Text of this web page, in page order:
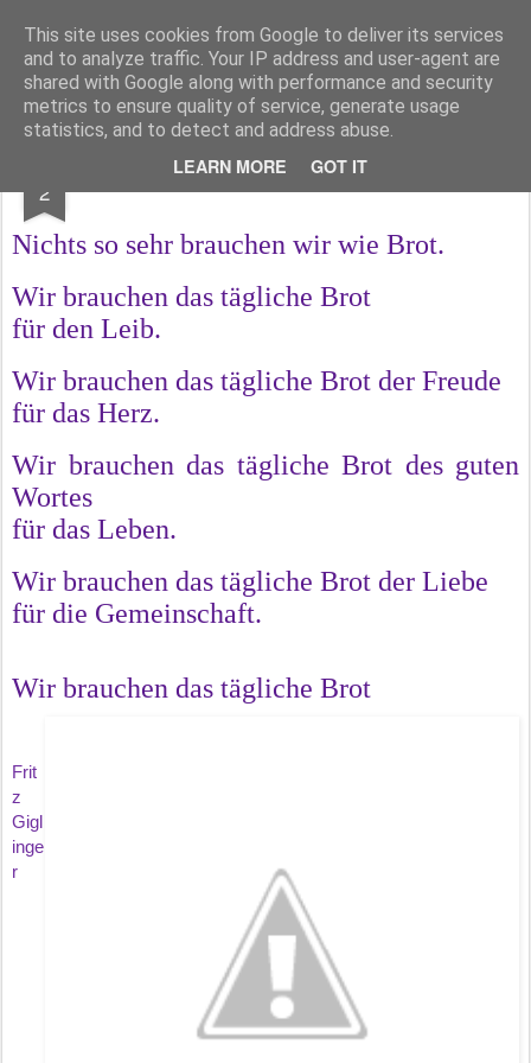
This site uses cookies from Google to deliver its services
and to analyze traffic. Your IP address and user-agent are
shared with Google along with performance and security
metrics to ensure quality of service, generate usage
statistics, and to detect and address abuse.
LEARN MORE GOT IT
Pfarre Krensdorf Die Pfarre Krensdorf gehört zum SeelSorgeRaum St. Klemens in 7033 Pöttsching, Hauptstraße 6
Pages
2 Fastenzeit
Nichts so sehr brauchen wir wie Brot.
Wir brauchen das tägliche Brot
für den Leib.
Wir brauchen das tägliche Brot der Freude
für das Herz.
Wir brauchen das tägliche Brot des guten
Wortes
für das Leben.
Wir brauchen das tägliche Brot der Liebe
für die Gemeinschaft.
Wir brauchen das tägliche Brot
Frit
z
Gigl
inge
r